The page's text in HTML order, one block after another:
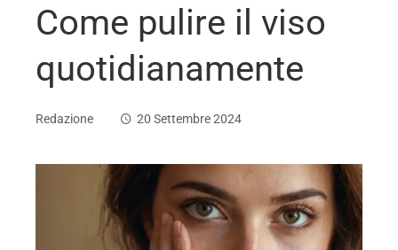
Come pulire il viso
quotidianamente
Redazione 20 Settembre 2024